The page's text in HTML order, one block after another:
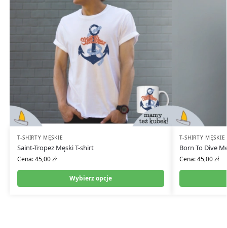
T-SHIRTY MĘSKIE
Saint-Tropez Męski T-shirt
Cena:45,00zł
Wybierz opcje
T-SHIRTY MĘSKIE
Born To Dive
Cena:45,00zł